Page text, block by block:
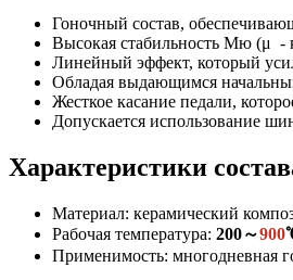
Гоночный состав,
Высокая стабильность Мю (μ -
Линейный эффект, который
Обладая выдающимся
Жесткое касание педали,
Допускается использование
Характеристики
Материал: керамический
Рабочая температура: 200～900
Применимость: многодневная